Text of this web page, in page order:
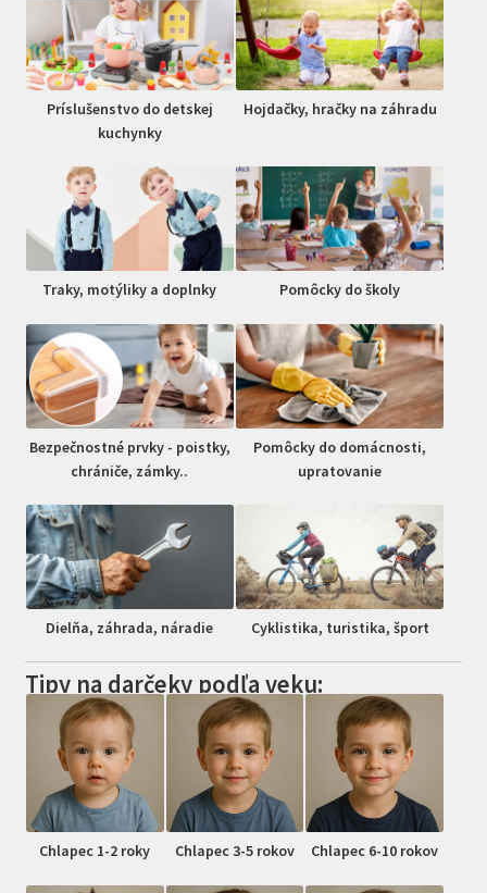
Príslušenstvo do detskej
kuchynky
Hojdačky, hračky na záhradu
Traky, motýliky a doplnky Pomôcky do školy
Bezpečnostné prvky - poistky,
chrániče, zámky..
Pomôcky do domácnosti,
upratovanie
Dielňa, záhrada, náradie Cyklistika, turistika, šport
Tipy na darčeky podľa veku:
Chlapec 1-2 roky Chlapec 3-5 rokov Chlapec 6-10 rokov